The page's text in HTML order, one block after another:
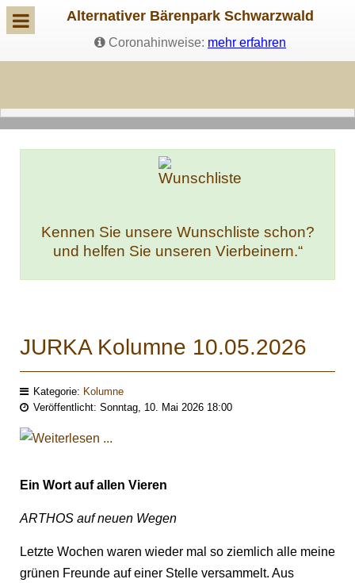
Alternativer Bärenpark Schwarzwald
Coronahinweise: mehr erfahren
Kennen Sie unsere Wunschliste schon?
und helfen Sie unseren Vierbeinern.“
JURKA Kolumne 10.05.2026
Kategorie: Kolumne
Veröffentlicht: Sonntag, 10. Mai 2026 18:00
Ein Wort auf allen Vieren
ARTHOS auf neuen Wegen
Letzte Wochen waren wieder mal so ziemlich alle meine
grünen Freunde auf einer Stelle versammelt. Aus